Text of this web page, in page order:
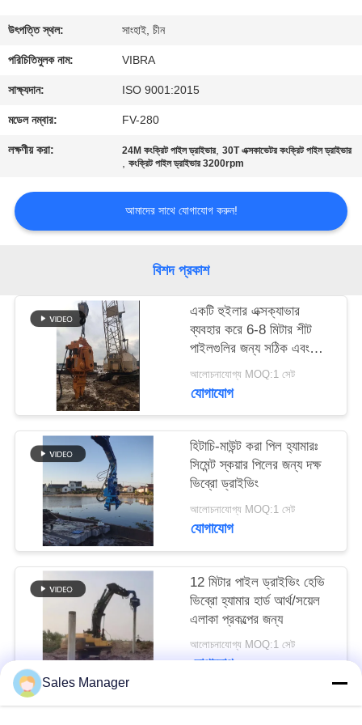
মান
নিয়ন্ত্রণ
যোগাযোগ
খবর
উদ্ধৃতির
আবেদন
SITEMAP
PRIVACY
POLICY
উৎপত্তি স্থল: সাংহাই, চীন
পরিচিতিমুলক নাম: VIBRA
সাক্ষ্যদান: ISO 9001:2015
মডেল নম্বার: FV-280
লক্ষণীয় করা: 24M কংক্রিট পাইল ড্রাইভার,30T এক্সকাভেটর কংক্রিট পাইল ড্রাইভার
,কংক্রিট পাইল ড্রাইভার 3200rpm
আমাদের সাথে যোগাযোগ করুন!
বিশদ প্রকাশ
একটি হুইলার এক্সক্যাভার
ব্যবহার করে 6-8 মিটার শীট
পাইলগুলির জন্য সঠিক এবং
দ্রুত আরসি পাইল ড্রাইভিং
অর্জন করুন
আলোচনাযোগ্য MOQ:1 সেট
যোগাযোগ
হিটাচি-মাউন্ট করা পিল হ্যামারঃ
সিমেন্ট স্কয়ার পিলের জন্য দক্ষ
ভিব্রো ড্রাইভিং
আলোচনাযোগ্য MOQ:1 সেট
যোগাযোগ
12 মিটার পাইল ড্রাইভিং হেভি
ভিব্রো হ্যামার হার্ড আর্থ/সয়েল
এলাকা প্রকল্পের জন্য
আলোচনাযোগ্য MOQ:1 সেট
যোগাযোগ
Sales Manager